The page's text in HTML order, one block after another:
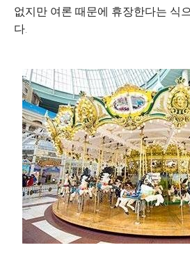
없지만 여론 때문에 휴장한다는 식
다.